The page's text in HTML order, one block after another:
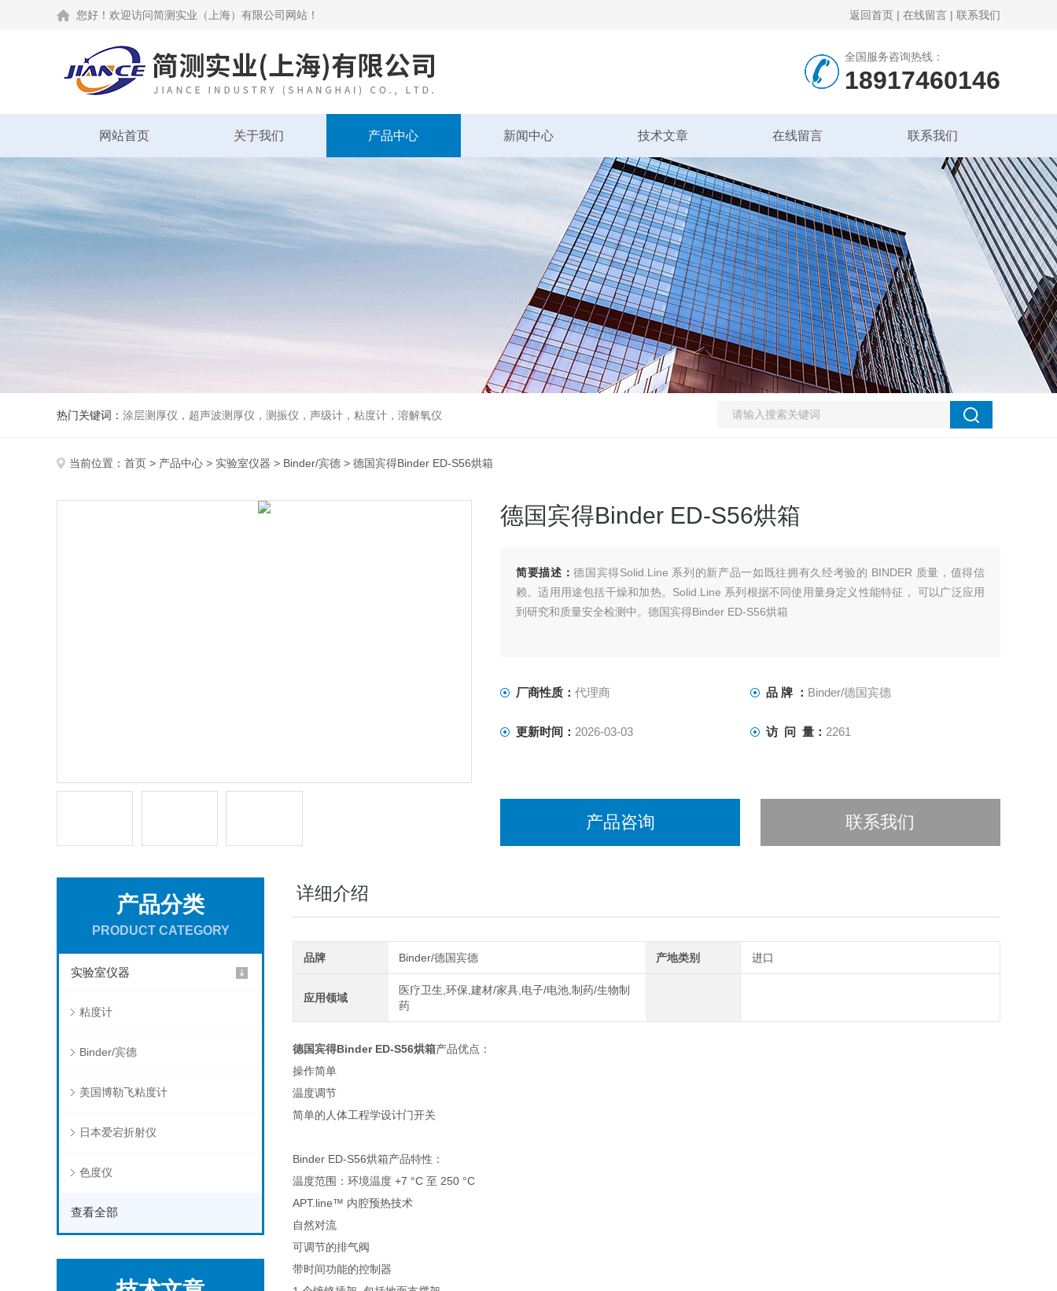
您好！欢迎访问简测实业（上海）有限公司网站！ 返回首页 | 在线留言 | 联系我们
全国服务咨询热线：
18917460146
网站首页 关于我们 产品中心 新闻中心 技术文章 在线留言 联系我们
热门关键词： 涂层测厚仪，超声波测厚仪，测振仪，声级计，粘度计，溶解氧仪
当前位置： 首页 > 产品中心 > 实验室仪器 > Binder/宾德 > 德国宾得Binder ED-S56烘箱
德国宾得Binder ED-S56烘箱
简要描述：德国宾得Solid.Line 系列的新产品一如既往拥有久经考验的 BINDER 质量，值得信
赖。适用用途包括干燥和加热。Solid.Line 系列根据不同使用量身定义性能特征， 可以广泛应用
到研究和质量安全检测中。德国宾得Binder ED-S56烘箱
厂商性质： 代理商 品 牌 ： Binder/德国宾德
更新时间： 2026-03-03 访 问 量： 2261
产品咨询 联系我们
产品分类
PRODUCT CATEGORY
实验室仪器
粘度计
Binder/宾德
美国博勒飞粘度计
日本爱宕折射仪
色度仪
查看全部
详细介绍
品牌 Binder/德国宾德 产地类别 进口
应用领域
医疗卫生,环保,建材/家具,电子/电池,制药/生物制
药
德国宾得Binder ED-S56烘箱产品优点：
操作简单
温度调节
简单的人体工程学设计门开关
Binder ED-S56烘箱产品特性：
温度范围：环境温度 +7 °C 至 250 °C
APT.line™ 内腔预热技术
自然对流
可调节的排气阀
带时间功能的控制器